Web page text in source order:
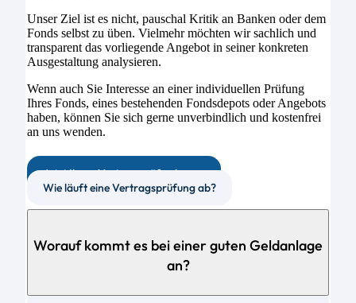
Unser Ziel ist es nicht, pauschal Kritik an Banken oder dem
Fonds selbst zu üben. Vielmehr möchten wir sachlich und
transparent das vorliegende Angebot in seiner konkreten
Ausgestaltung analysieren.
Wenn auch Sie Interesse an einer individuellen Prüfung
Ihres Fonds, eines bestehenden Fondsdepots oder Angebots
haben, können Sie sich gerne unverbindlich und kostenfrei
an uns wenden.
Jetzt Ihren Vertrag prüfen lassen
Wie läuft eine Vertragsprüfung ab?
Worauf kommt es bei einer guten Geldanlage
an?